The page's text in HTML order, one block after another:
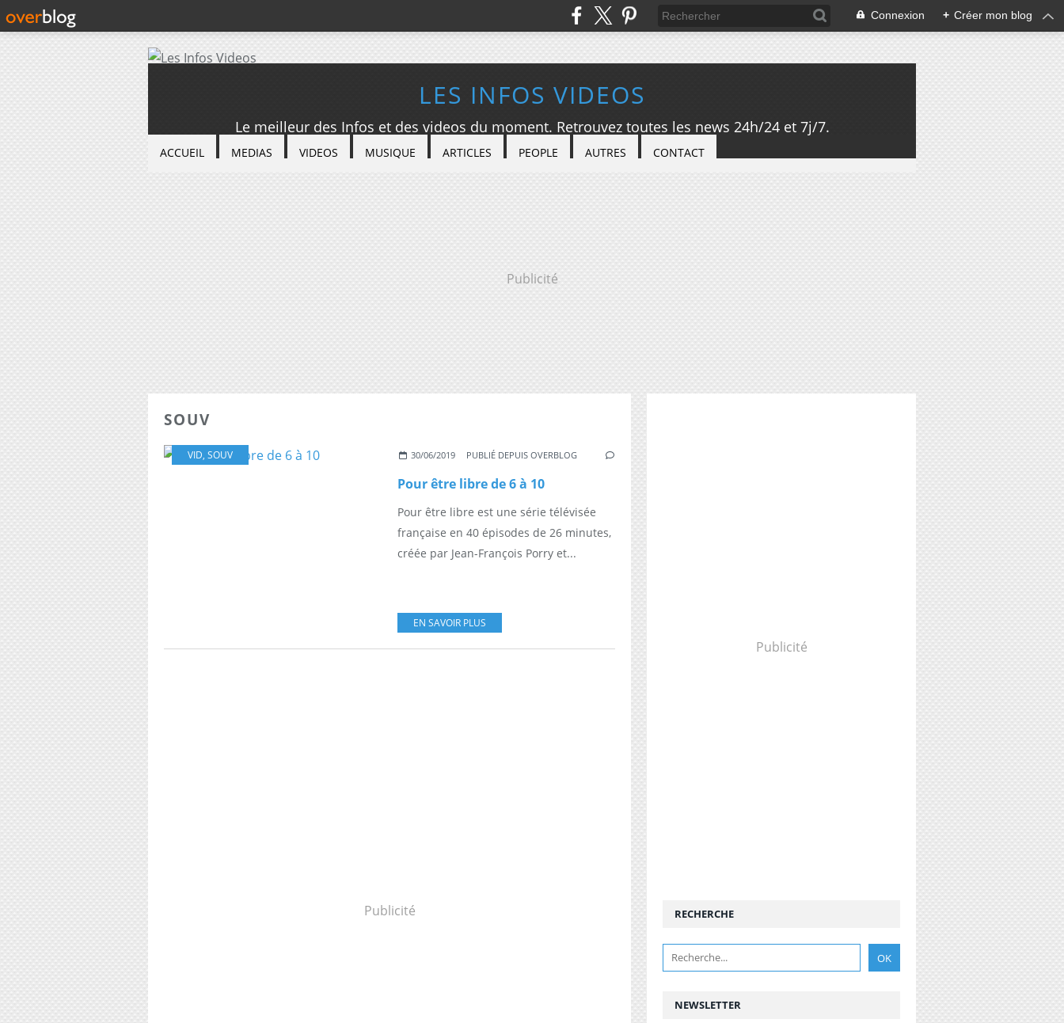
Connexion + Créer mon blog
LES INFOS VIDEOS
Le meilleur des Infos et des videos du moment. Retrouvez toutes les news 24h/24 et 7j/7.
ACCUEIL MEDIAS VIDEOS MUSIQUE ARTICLES PEOPLE AUTRES CONTACT
Publicité
SOUV
VID, SOUV 30/06/2019 PUBLIÉ DEPUIS OVERBLOG
Pour être libre de 6 à 10
Pour être libre est une série télévisée
française en 40 épisodes de 26 minutes,
créée par Jean-François Porry et...
EN SAVOIR PLUS
Publicité
Publicité
NEWSLETTER
RECHERCHE